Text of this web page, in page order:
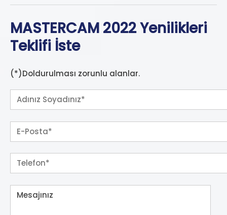
MASTERCAM 2022 Yenilikleri
Teklifi İste
(*)Doldurulması zorunlu alanlar.